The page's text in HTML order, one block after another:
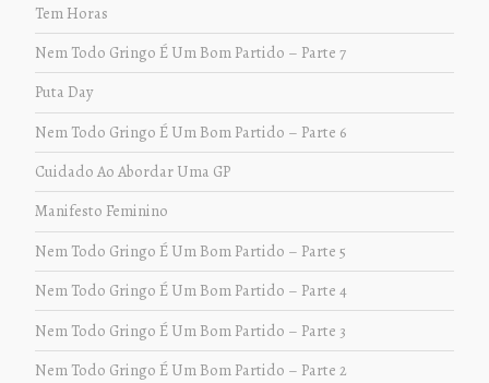
Tem Horas
Nem Todo Gringo É Um Bom Partido – Parte 7
Puta Day
Nem Todo Gringo É Um Bom Partido – Parte 6
Cuidado Ao Abordar Uma GP
Manifesto Feminino
Nem Todo Gringo É Um Bom Partido – Parte 5
Nem Todo Gringo É Um Bom Partido – Parte 4
Nem Todo Gringo É Um Bom Partido – Parte 3
Nem Todo Gringo É Um Bom Partido – Parte 2